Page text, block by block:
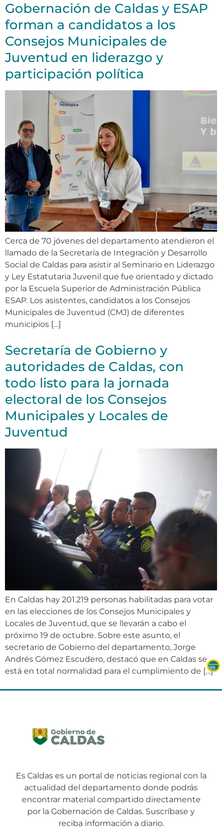
Gobernación de Caldas y ESAP
forman a candidatos a los
Consejos Municipales de
Juventud en liderazgo y
participación política
Cerca de 70 jóvenes del departamento atendieron el
llamado de la Secretaría de Integración y Desarrollo
Social de Caldas para asistir al Seminario en Liderazgo
y Ley Estatutaria Juvenil que fue orientado y dictado
por la Escuela Superior de Administración Pública
ESAP. Los asistentes, candidatos a los Consejos
Municipales de Juventud (CMJ) de diferentes
municipios […]
Secretaría de Gobierno y
autoridades de Caldas, con
todo listo para la jornada
electoral de los Consejos
Municipales y Locales de
Juventud
En Caldas hay 201.219 personas habilitadas para votar
en las elecciones de los Consejos Municipales y
Locales de Juventud, que se llevarán a cabo el
próximo 19 de octubre. Sobre este asunto, el
secretario de Gobierno del departamento, Jorge
Andrés Gómez Escudero, destacó que en Caldas se
está en total normalidad para el cumplimiento de […]
Es Caldas es un portal de noticias regional con la
actualidad del departamento donde podrás
encontrar material compartido directamente
por la Gobernación de Caldas. Suscríbase y
reciba información a diario.